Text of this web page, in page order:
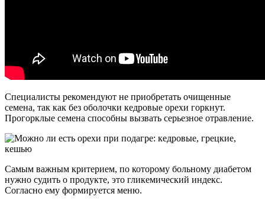
Специалисты рекомендуют не приобретать очищенные
семена, так как без оболочки кедровые орехи горкнут.
Прогорклые семена способны вызвать серьезное отравление.
Самым важным критерием, по которому больному диабетом
нужно судить о продукте, это гликемический индекс.
Согласно ему формируется меню.